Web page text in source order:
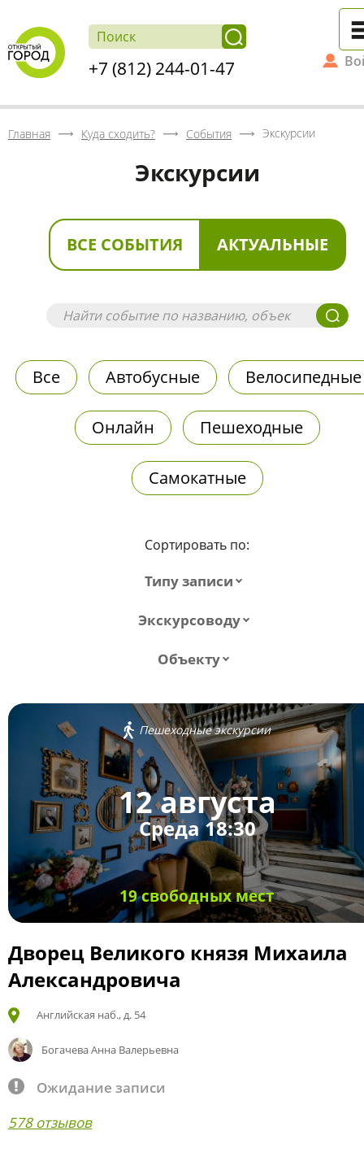
+7 (812) 244-01-47
Главная Куда сходить? События Экскурсии
Экскурсии
ВСЕ СОБЫТИЯ АКТУАЛЬНЫЕ
Все Автобусные Велосипедные
Онлайн Пешеходные
Самокатные
Сортировать по:
Типу записи
Экскурсоводу
Объекту
Пешеходные экскурсии
12 августа
Среда 18:30
19 свободных мест
Дворец Великого князя Михаила
Александровича
Английская наб., д. 54
Богачева Анна Валерьевна
Ожидание записи
578 отзывов